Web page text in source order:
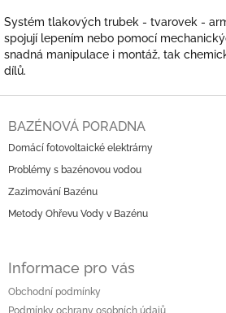
Systém tlakových trubek - tvarovek -
spojují lepením nebo pomocí
snadná manipulace i montáž, tak
dílů.
BAZÉNOVÁ PORADNA
Domácí fotovoltaické elektrárny
Problémy s bazénovou vodou
Zazimování Bazénu
Metody Ohřevu Vody v Bazénu
Informace pro vás
Obchodní podmínky
Podmínky ochrany osobních údajů